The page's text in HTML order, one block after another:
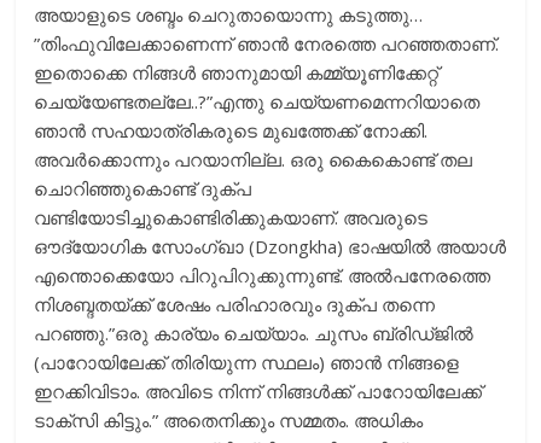
അയാളുടെ ശബ്ദം ചെറുതായൊന്നു കടുത്തു…
”തിംഫുവിലേക്കാണെന്ന് ഞാന്‍ നേരത്തെ പറഞ്ഞതാണ്.
ഇതൊക്കെ നിങ്ങള്‍ ഞാനുമായി കമ്മ്യൂണിക്കേറ്റ്
ചെയ്യേണ്ടതല്ലേ..?”എന്തു ചെയ്യണമെന്നറിയാതെ
ഞാന്‍ സഹയാത്രികരുടെ മുഖത്തേക്ക് നോക്കി.
അവര്‍ക്കൊന്നും പറയാനില്ല. ഒരു കൈകൊണ്ട് തല
ചൊറിഞ്ഞുകൊണ്ട് ദുക്പ
വണ്ടിയോടിച്ചുകൊണ്ടിരിക്കുകയാണ്. അവരുടെ
ഔദ്യോഗിക സോംഗ്ഖാ (Dzongkha) ഭാഷയില്‍ അയാള്‍
എന്തൊക്കെയോ പിറുപിറുക്കുന്നുണ്ട്. അല്‍പനേരത്തെ
നിശബ്ദതയ്ക്ക് ശേഷം പരിഹാരവും ദുക്പ തന്നെ
പറഞ്ഞു.”ഒരു കാര്യം ചെയ്യാം. ചുസം ബ്രിഡ്ജില്‍
(പാറോയിലേക്ക് തിരിയുന്ന സ്ഥലം) ഞാന്‍ നിങ്ങളെ
ഇറക്കിവിടാം. അവിടെ നിന്ന് നിങ്ങള്‍ക്ക് പാറോയിലേക്ക്
ടാക്‌സി കിട്ടും.” അതെനിക്കും സമ്മതം. അധികം